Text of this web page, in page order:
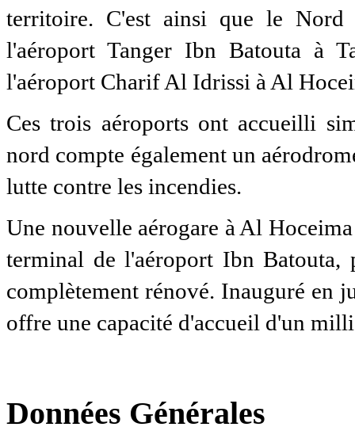
territoire. C'est ainsi que le Nord
l'aéroport Tanger Ibn Batouta à
l'aéroport Charif Al Idrissi à Al
Ces trois aéroports ont accueilli
nord compte également un
lutte contre les incendies.
Une nouvelle aérogare à Al
terminal de l'aéroport Ibn
complètement rénové. Inauguré en
offre une capacité d'accueil d'un
Données Générales